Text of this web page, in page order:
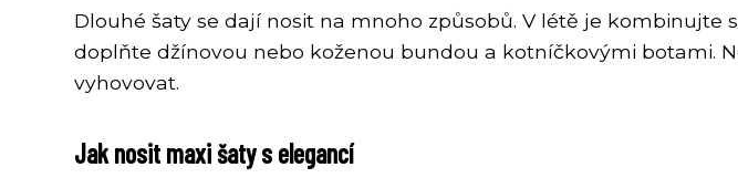
Dlouhé šaty se dají nosit na mnoho způsobů. V létě je
doplňte džínovou nebo koženou bundou a kotníčkovými botami.
vyhovovat.
Jak nosit maxi šaty s elegancí